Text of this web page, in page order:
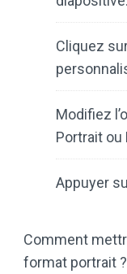
Cliquez
Modifiez
Portrait ou
Appuyer
Comment
format portrait